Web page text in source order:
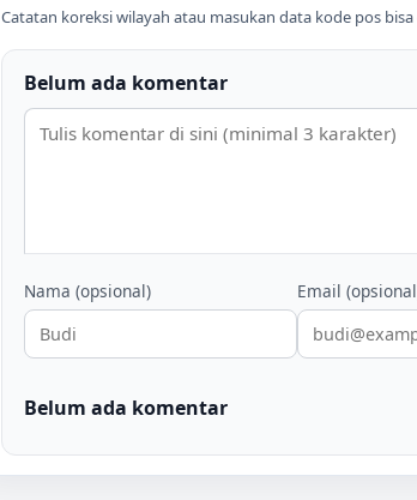
Catatan koreksi wilayah atau masukan data kode pos
Belum ada komentar
Nama (opsional) Email
Belum ada komentar